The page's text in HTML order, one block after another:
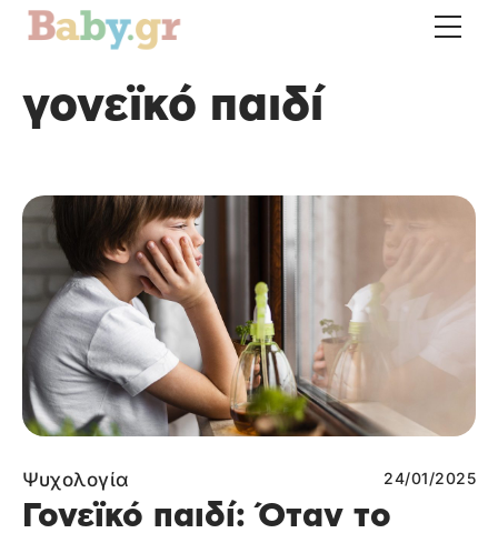
γονεϊκό παιδί
Ψυχολογία 24/01/2025
Γονεϊκό παιδί: Όταν το